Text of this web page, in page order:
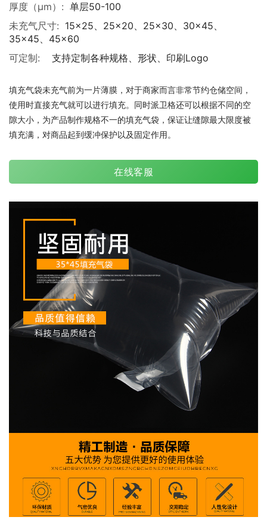
厚度（μm）: 单层50-100
未充气尺寸: 15×25、25×20、25×30、30×45、
35×45、45×60
可定制:
支持定制各种规格、形状、印刷Logo
填充气袋未充气前为一片薄膜，对于商家而言非常节约仓储空间，
使用时直接充气就可以进行填充。同时派卫格还可以根据不同的空
隙大小，为产品制作规格不一的填充气袋，保证让缝隙最大限度被
填充满，对商品起到缓冲保护以及固定作用。
在线客服